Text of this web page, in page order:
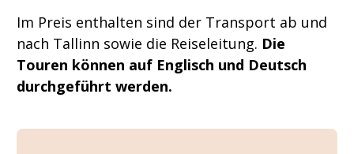
Im Preis enthalten sind der Transport ab und
nach Tallinn sowie die Reiseleitung. Die
Touren können auf Englisch und Deutsch
durchgeführt werden.